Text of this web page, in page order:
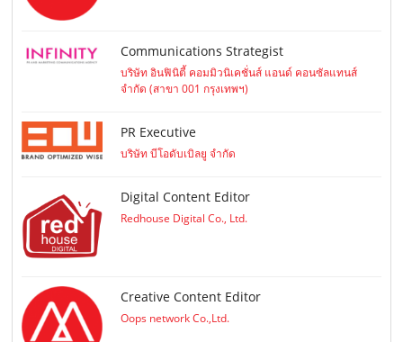
Communications Strategist
บริษัท อินฟินิตี้ คอมมิวนิเคชั่นส์ แอนด์ คอนซัลแทนส์
จำกัด (สาขา 001 กรุงเทพฯ)
PR Executive
บริษัท บีโอดับเบิลยู จำกัด
Digital Content Editor
Redhouse Digital Co., Ltd.
Creative Content Editor
Oops network Co.,Ltd.